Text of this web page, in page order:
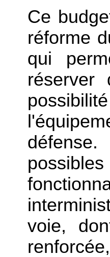
Ce
réforme
qui
réserver
voie,